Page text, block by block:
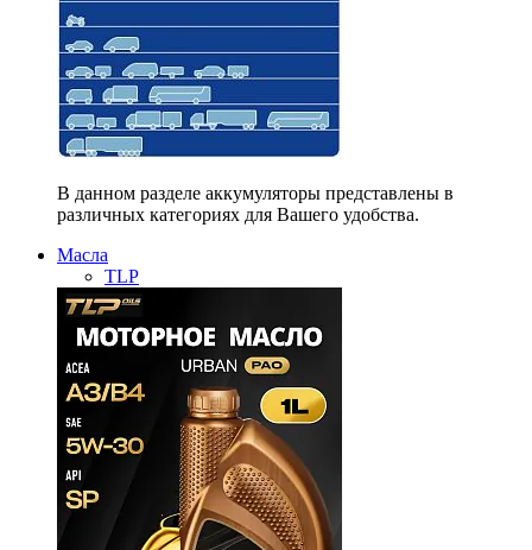
В данном разделе аккумуляторы представлены в
различных категориях для Вашего удобства.
Масла
TLP